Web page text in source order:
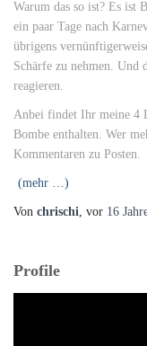
Warum das so ist? Es ist
ein paar Tage nach
übrigens
Schärfe zu nehmen. Und
reagieren.
Anbei findet Ihr meine 4
Bombe enthalten. Wer
Kommentaren zu Posten.
(mehr …)
Von chrischi, vor 16
Profile